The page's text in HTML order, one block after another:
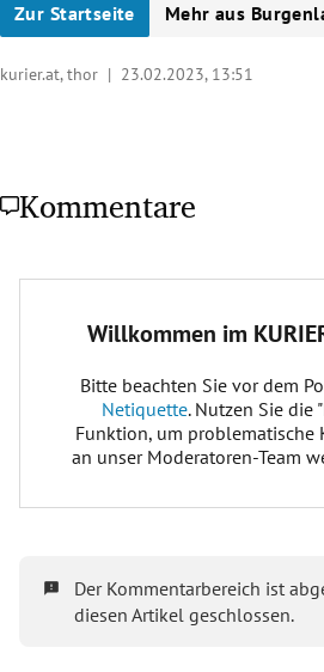
Zur Startseite Mehr aus
kurier.at, thor | 23.02.2023, 13:51
Kommentare